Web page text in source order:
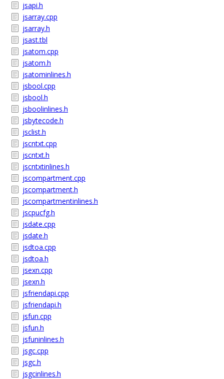
jsapi.h
jsarray.cpp
jsarray.h
jsast.tbl
jsatom.cpp
jsatom.h
jsatominlines.h
jsbool.cpp
jsbool.h
jsboolinlines.h
jsbytecode.h
jsclist.h
jscntxt.cpp
jscntxt.h
jscntxtinlines.h
jscompartment.cpp
jscompartment.h
jscompartmentinlines.h
jscpucfg.h
jsdate.cpp
jsdate.h
jsdtoa.cpp
jsdtoa.h
jsexn.cpp
jsexn.h
jsfriendapi.cpp
jsfriendapi.h
jsfun.cpp
jsfun.h
jsfuninlines.h
jsgc.cpp
jsgc.h
jsgcinlines.h